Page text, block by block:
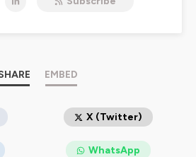
au cœur d’un sujet, d'une
africa-sport
d'informations.
EMBED
X (Twitter)
WhatsApp